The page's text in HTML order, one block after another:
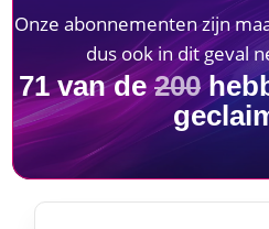
Onze abonnementen zijn
dus ook in dit geval
71van de200